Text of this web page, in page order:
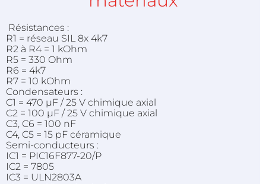
Résistances :
R1 = réseau SIL 8x 4k7
R2 à R4 = 1 kOhm
R5 = 330 Ohm
R6 = 4k7
R7 = 10 kOhm
Condensateurs :
C1 = 470 µF / 25 V chimique axial
C2 = 100 µF / 25 V chimique axial
C3, C6 = 100 nF
C4, C5 = 15 pF céramique
Semi-conducteurs :
IC1 = PIC16F877-20/P
IC2 = 7805
IC3 = ULN2803A